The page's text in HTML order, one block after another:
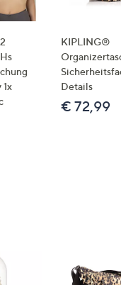
1x
KIPLING®
Details
€ 72,99